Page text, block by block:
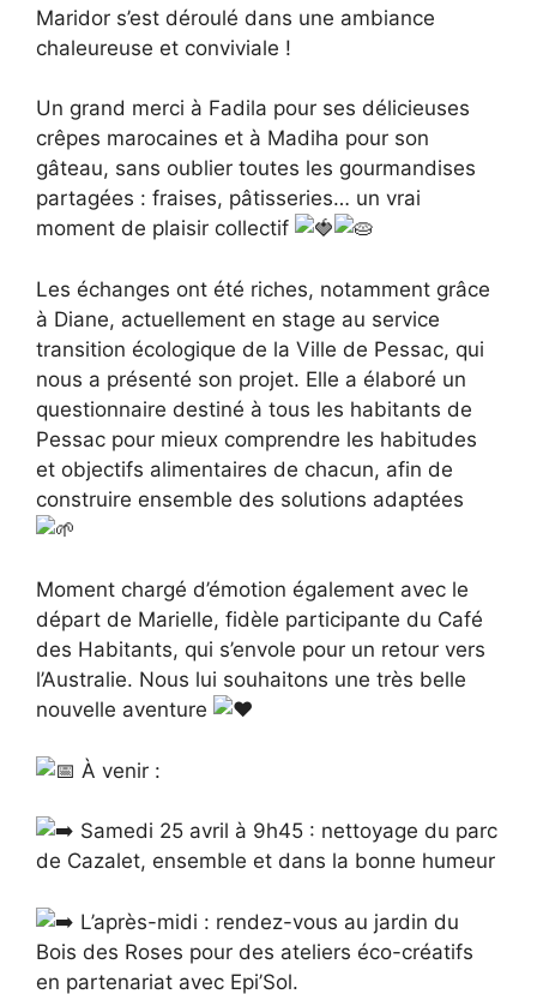
Maridor s’est déroulé dans une ambiance
chaleureuse et conviviale !
Un grand merci à Fadila pour ses délicieuses
crêpes marocaines et à Madiha pour son
gâteau, sans oublier toutes les gourmandises
partagées : fraises, pâtisseries… un vrai
moment de plaisir collectif
Les échanges ont été riches, notamment grâce
à Diane, actuellement en stage au service
transition écologique de la Ville de Pessac, qui
nous a présenté son projet. Elle a élaboré un
questionnaire destiné à tous les habitants de
Pessac pour mieux comprendre les habitudes
et objectifs alimentaires de chacun, afin de
construire ensemble des solutions adaptées
Moment chargé d’émotion également avec le
départ de Marielle, fidèle participante du Café
des Habitants, qui s’envole pour un retour vers
l’Australie. Nous lui souhaitons une très belle
nouvelle aventure
À venir :
Samedi 25 avril à 9h45 : nettoyage du parc
de Cazalet, ensemble et dans la bonne humeur
L’après-midi : rendez-vous au jardin du
Bois des Roses pour des ateliers éco-créatifs
en partenariat avec Epi’Sol.